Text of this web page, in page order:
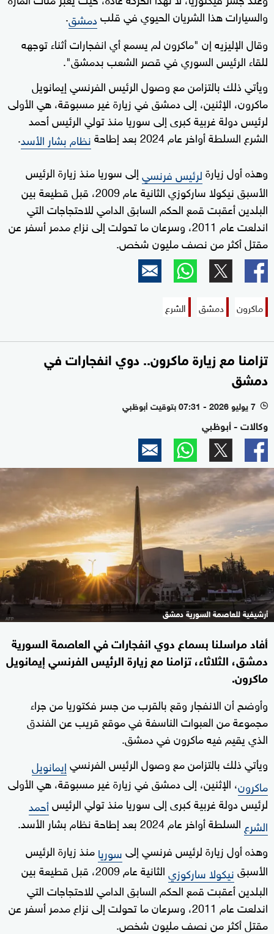
والسيارات هذا الشريان الحيوي في قلبدمشق.
وقال الإليزيه إن "ماكرون لم يسمع أي انفجارات أثناء توجهه
للقاء الرئيس السوري في قصر الشعب بدمشق".
ويأتي ذلك بالتزامن مع وصول الرئيس الفرنسي إيمانويل
ماكرون، الإثنين، إلى دمشق في زيارة غير مسبوقة، هي الأولى
لرئيس دولة غربية كبرى إلى سوريا منذ تولي الرئيس أحمد
الشرع السلطة أواخر عام 2024 بعد إطاحة
نظام بشار الأسد.
وهذه أول زيارةلرئيس فرنسيإلى سوريا منذ زيارة الرئيس
الأسبق نيكولا ساركوزي الثانية عام 2009، قبل قطيعة بين
البلدين أعقبت قمع الحكم السابق الدامي للاحتجاجات التي
اندلعت عام 2011، وسرعان ما تحولت إلى نزاع مدمر أسفر عن
مقتل أكثر من نصف مليون شخص.
ماكرون دمشق الشرع
تزامنا مع زيارة ماكرون.. دوي انفجارات في
دمشق
l 7 يوليو 2026 - 07:31 بتوقيت أبوظبي
وكالات - أبوظبي
أرشيفية للعاصمة السورية دمشق
أفاد مراسلنا بسماع دوي انفجارات في العاصمة السورية
دمشق، الثلاثاء، تزامنا مع زيارة الرئيس الفرنسي إيمانويل
ماكرون.
وأوضح أن الانفجار وقع بالقرب من جسر فكتوريا من جراء
مجموعة من العبوات الناسفة في موقع قريب عن الفندق
الذي يقيم فيه ماكرون في دمشق.
ويأتي ذلك بالتزامن مع وصول الرئيس الفرنسيإيمانويل
ماكرون، الإثنين، إلى دمشق في زيارة غير مسبوقة، هي الأولى
لرئيس دولة غربية كبرى إلى سوريا منذ تولي الرئيسأحمد
الشرع السلطة أواخر عام 2024 بعد إطاحة نظام بشار الأسد.
وهذه أول زيارة لرئيس فرنسي إلىسوريامنذ زيارة الرئيس
الأسبقنيكولا ساركوزي
الثانية عام 2009، قبل قطيعة بين
البلدين أعقبت قمع الحكم السابق الدامي للاحتجاجات التي
اندلعت عام 2011، وسرعان ما تحولت إلى نزاع مدمر أسفر عن
مقتل أكثر من نصف مليون شخص.